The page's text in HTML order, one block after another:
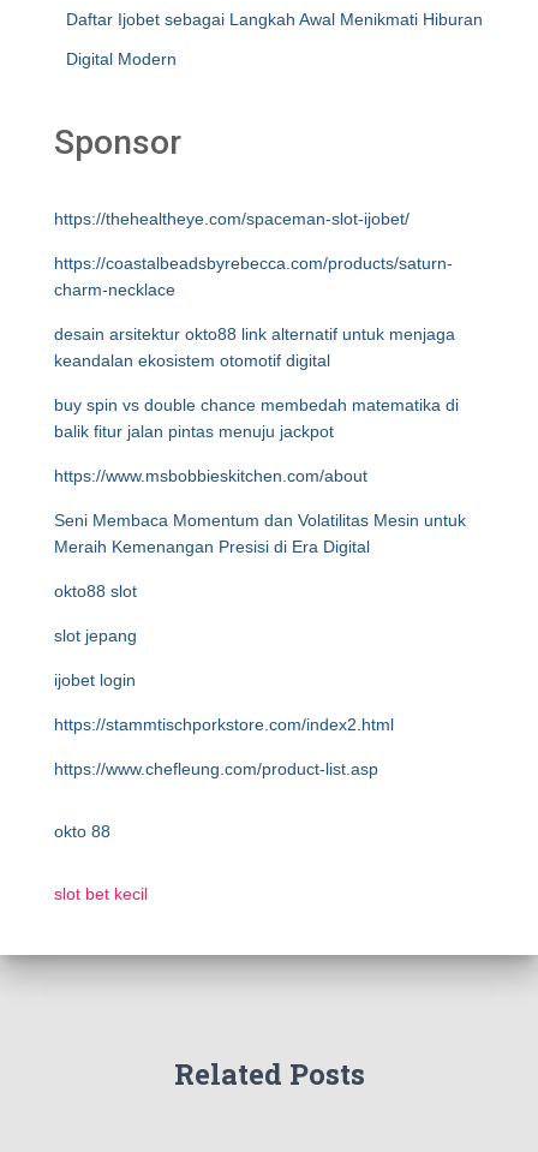
Daftar Ijobet sebagai Langkah Awal Menikmati Hiburan
Digital Modern
Sponsor
https://thehealtheye.com/spaceman-slot-ijobet/
https://coastalbeadsbyrebecca.com/products/saturn-
charm-necklace
desain arsitektur okto88 link alternatif untuk menjaga
keandalan ekosistem otomotif digital
buy spin vs double chance membedah matematika di
balik fitur jalan pintas menuju jackpot
https://www.msbobbieskitchen.com/about
Seni Membaca Momentum dan Volatilitas Mesin untuk
Meraih Kemenangan Presisi di Era Digital
okto88 slot
slot jepang
ijobet login
https://stammtischporkstore.com/index2.html
https://www.chefleung.com/product-list.asp
okto 88
slot bet kecil
Related Posts